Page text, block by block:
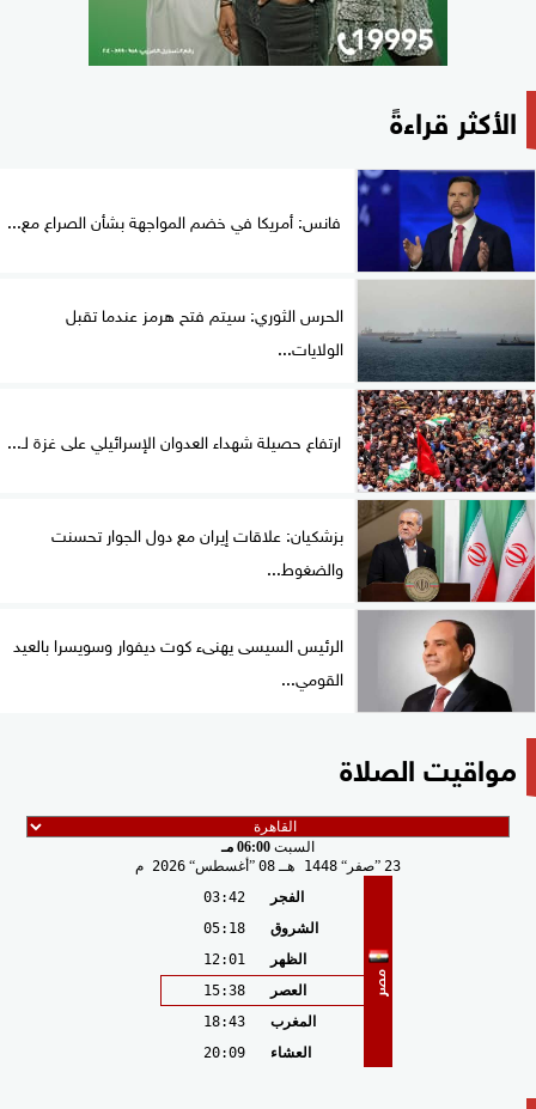
الأكثر قراءةً
فانس: أمريكا في خضم المواجهة بشأن الصراع مع...
الحرس الثوري: سيتم فتح هرمز عندما تقبل
الولايات...
ارتفاع حصيلة شهداء العدوان الإسرائيلي على غزة لـ...
بزشكيان: علاقات إيران مع دول الجوار تحسنت
والضغوط...
الرئيس السيسى يهنىء كوت ديفوار وسويسرا بالعيد
القومي...
مواقيت الصلاة
السبت 06:00 مـ
23 صفر 1448 هـ 08 أغسطس 2026 م
مصر
الفجر
03:42
الشروق
05:18
الظهر
12:01
العصر
15:38
المغرب
18:43
العشاء
20:09